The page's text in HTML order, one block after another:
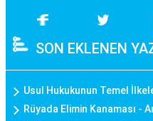
SON EKLENEN
Usul Hukukunun Temel
Rüyada Elimin Kanaması -